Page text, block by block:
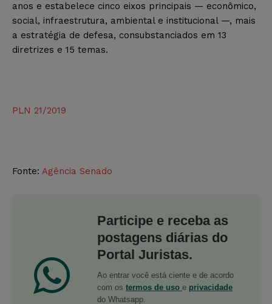
anos e estabelece cinco eixos principais — econômico,
social, infraestrutura, ambiental e institucional —, mais
a estratégia de defesa, consubstanciados em 13
diretrizes e 15 temas.
PLN 21/2019
Fonte: Agência Senado
Participe e receba as
postagens diárias do
Portal Juristas.
Ao entrar você está ciente e de acordo
com os termos de uso e privacidade
do Whatsapp.